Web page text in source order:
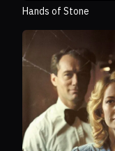
Hands of Stone